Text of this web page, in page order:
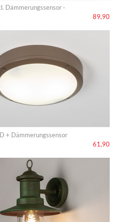
Dämmerungssensor ·
89,90
+ Dämmerungssensor
61,90